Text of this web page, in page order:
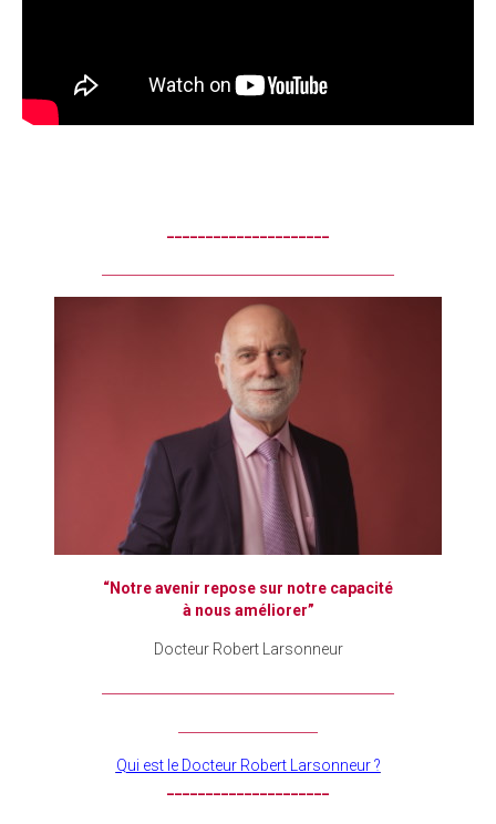
“Notre avenir repose sur notre capacité
à nous améliorer”
Docteur Robert Larsonneur
Qui est le Docteur Robert Larsonneur ?